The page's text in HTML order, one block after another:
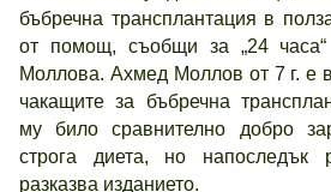
бъбречна трансплантация в
от помощ, съобщи за „24
Моллова. Ахмед Моллов от 7 г. е
чакащите за бъбречна
му било сравнително добро
строга диета, но напоследък
разказва изданието.